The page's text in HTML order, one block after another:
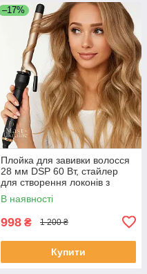
–17%
Плойка для завивки волосся
28 мм DSP 60 Вт, стайлер
для створення локонів з
керамічним покриттям, DSP-
20109
В наявності
998 ₴ 1 200 ₴
Купити